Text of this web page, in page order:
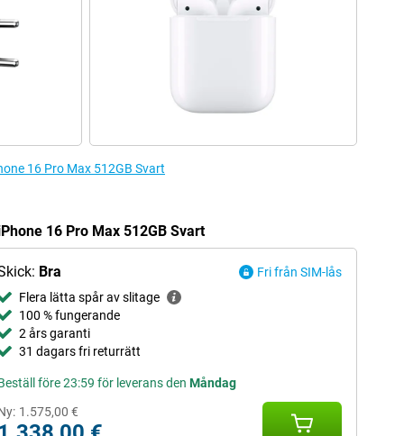
16 Pro Max 512GB Svart
16 Pro Max 512GB Svart
Bra
Fri från SIM-lås
Flera lätta spår av slitage
100 % fungerande
2 års garanti
31 dagars fri returrätt
före 23:59 för leverans den Måndag
1.575,00 €